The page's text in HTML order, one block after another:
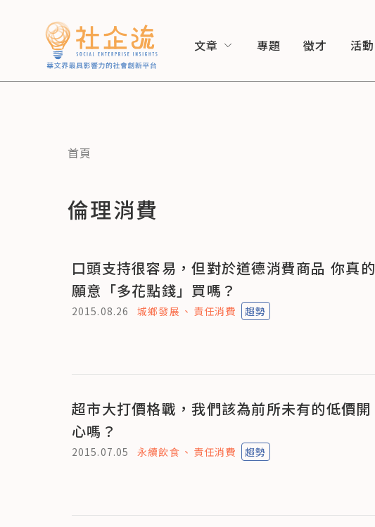
文章 專題 徵才 活動
首頁
倫理消費
口頭支持很容易，但對於道德消費商品 你真的
願意「多花點錢」買嗎？
2015.08.26 城鄉發展 責任消費 趨勢
超市大打價格戰，我們該為前所未有的低價開
心嗎？
2015.07.05 永續飲食 責任消費 趨勢